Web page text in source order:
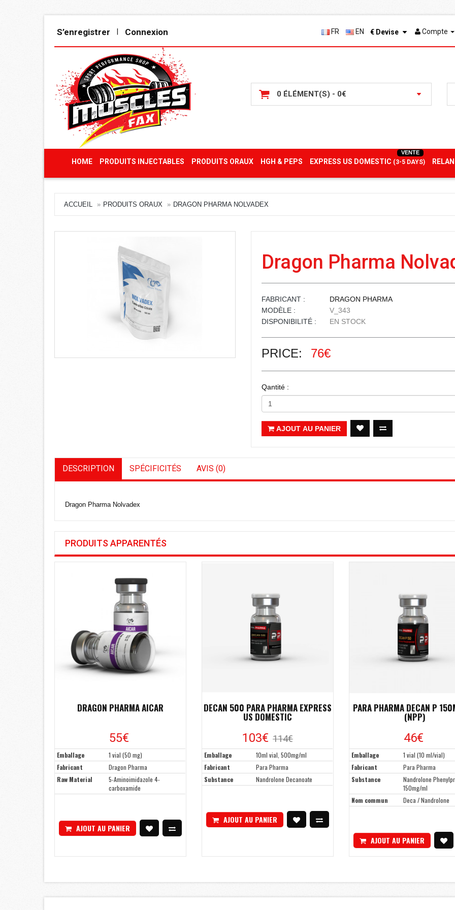
S’enregistrer Connexion FR EN € Devise Compte
0 ÉLÉMENT(S) - 0€
HOME PRODUITS INJECTABLES PRODUITS ORAUX HGH & PEPS EXPRESS US DOMESTIC (3-5 DAYS)
VENTE
ACCUEIL PRODUITS ORAUX DRAGON PHARMA NOLVADEX
Dragon Pharma
FABRICANT :
DRAGON PHARMA
MODÈLE :
V_343
DISPONIBILITÉ :
EN STOCK
PRICE: 76€
Qantité :
AJOUT AU PANIER
DESCRIPTION SPÉCIFICITÉS AVIS (0)
Dragon Pharma Nolvadex
PRODUITS APPARENTÉS
DRAGON PHARMA AICAR
55€
Emballage
1 vial (50 mg)
Fabricant
Dragon Pharma
Raw Material
5-Aminoimidazole 4-
carboxamide
AJOUT AU PANIER
DECAN 500 PARA PHARMA EXPRESS
US DOMESTIC
103€ 114€
Emballage
10ml vial, 500mg/ml
Fabricant
Para Pharma
Substance
Nandrolone Decanoate
AJOUT AU PANIER
PARA PHARMA DECAN P
(NPP)
46€
Emballage
1 vial (10 ml/vial)
Fabricant
Para Pharma
Substance
Nandrolone
150mg/ml
Nom commun
Deca / Nandrolone
AJOUT AU PANIER